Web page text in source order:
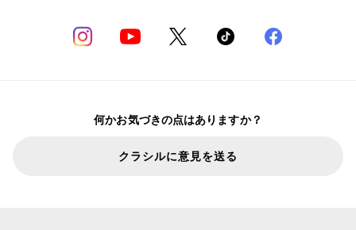
何かお気づきの点はありますか？
クラシルに意見を送る